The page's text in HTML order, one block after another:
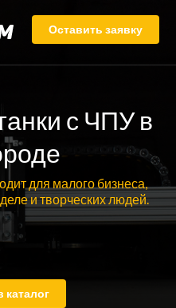
Оставить заявку
с ЧПУ в
для малого бизнеса,
и творческих людей.
каталог